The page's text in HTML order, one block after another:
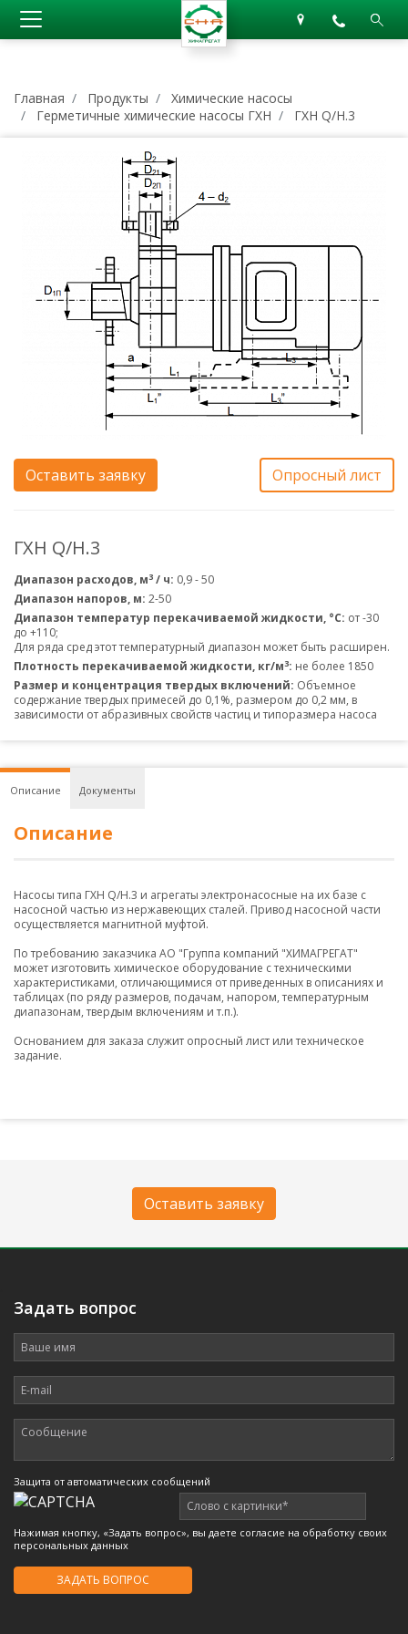
Главная Продукты
Химические насосы
Герметичные химические насосы ГХН
ГХН Q/H.3
Оставить заявку Опросный лист
ГХН Q/H.3
Диапазон расходов, м3 / ч: 0,9 - 50
Диапазон напоров, м: 2-50
Диапазон температур перекачиваемой жидкости, °С: от -30
до +110;
Для ряда сред этот температурный диапазон может быть расширен.
Плотность перекачиваемой жидкости, кг/м3: не более 1850
Размер и концентрация твердых включений: Объемное
содержание твердых примесей до 0,1%, размером до 0,2 мм, в
зависимости от абразивных свойств частиц и типоразмера насоса
Описание Документы
Описание
Насосы типа ГХН Q/H.3 и агрегаты электронасосные на их базе с
насосной частью из нержавеющих сталей. Привод насосной части
осуществляется магнитной муфтой.
По требованию заказчика АО "Группа компаний "ХИМАГРЕГАТ"
может изготовить химическое оборудование с техническими
характеристиками, отличающимися от приведенных в описаниях и
таблицах (по ряду размеров, подачам, напором, температурным
диапазонам, твердым включениям и т.п.).
Основанием для заказа служит опросный лист или техническое
задание.
Оставить заявку
Задать вопрос
Защита от автоматических сообщений
Нажимая кнопку, «Задать вопрос», вы даете согласие на обработку своих
персональных данных